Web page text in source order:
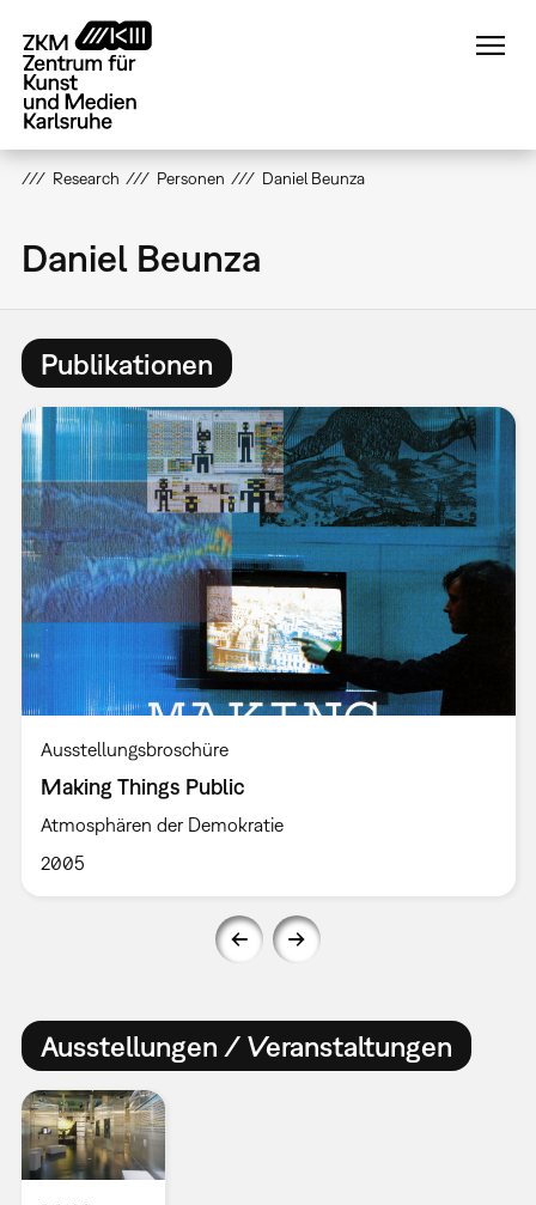
zum
Inhalt
Research Personen Daniel Beunza
Daniel Beunza
Publikationen
Ausstellungsbroschüre
Making Things Public
Atmosphären der Demokratie
2005
Ausstellungen / Veranstaltungen